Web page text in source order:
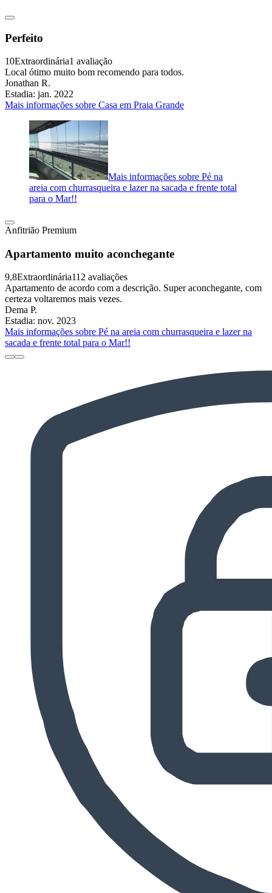
Perfeito
10Extraordinária1 avaliação
Local ótimo muito bom recomendo para todos.
Jonathan R.
Estadia: jan. 2022
Mais informações sobre Casa em Praia Grande
Mais informações sobre Pé na
areia com churrasqueira e lazer na sacada e frente total
para o Mar!!
Anfitrião Premium
Apartamento muito aconchegante
9,8Extraordinária112 avaliações
Apartamento de acordo com a descrição. Super aconchegante, com
certeza voltaremos mais vezes.
Dema P.
Estadia: nov. 2023
Mais informações sobre Pé na areia com churrasqueira e lazer na
sacada e frente total para o Mar!!